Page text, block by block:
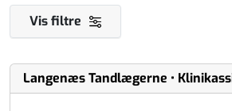
Vis filtre
Langenæs Tandlægerne •